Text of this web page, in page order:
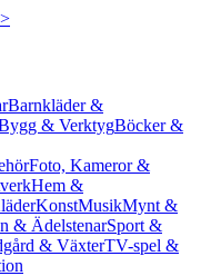
Barnkläder &
& VerktygBöcker &
Foto, Kameror &
Hem &
KonstMusikMynt &
& ÄdelstenarSport &
& VäxterTV-spel &